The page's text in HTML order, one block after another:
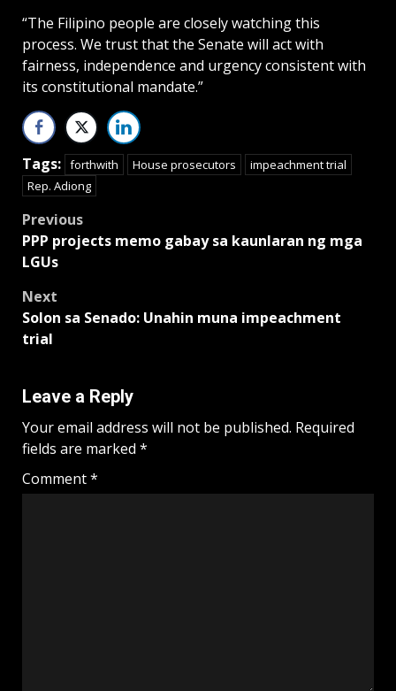
“The Filipino people are closely watching this
process. We trust that the Senate will act with
fairness, independence and urgency consistent with
its constitutional mandate.”
Tags: forthwith House prosecutors
impeachment trial
Rep. Adiong
Post
navigation
Previous
PPP projects memo gabay sa kaunlaran ng mga
LGUs
Next
Solon sa Senado: Unahin muna impeachment
trial
Leave a Reply
Your email address will not be published. Required
fields are marked *
Comment*